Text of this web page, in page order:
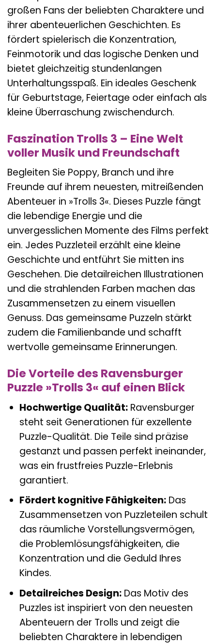
großen Fans der beliebten Charaktere und
ihrer abenteuerlichen Geschichten. Es
fördert spielerisch die Konzentration,
Feinmotorik und das logische Denken und
bietet gleichzeitig stundenlangen
Unterhaltungsspaß. Ein ideales Geschenk
für Geburtstage, Feiertage oder einfach als
kleine Überraschung zwischendurch.
Faszination Trolls 3 – Eine Welt
voller Musik und Freundschaft
Begleiten Sie Poppy, Branch und ihre
Freunde auf ihrem neuesten, mitreißenden
Abenteuer in »Trolls 3«. Dieses Puzzle fängt
die lebendige Energie und die
unvergesslichen Momente des Films perfekt
ein. Jedes Puzzleteil erzählt eine kleine
Geschichte und entführt Sie mitten ins
Geschehen. Die detailreichen Illustrationen
und die strahlenden Farben machen das
Zusammensetzen zu einem visuellen
Genuss. Das gemeinsame Puzzeln stärkt
zudem die Familienbande und schafft
wertvolle gemeinsame Erinnerungen.
Die Vorteile des Ravensburger
Puzzle »Trolls 3« auf einen Blick
Hochwertige Qualität:Ravensburger
steht seit Generationen für exzellente
Puzzle-Qualität. Die Teile sind präzise
gestanzt und passen perfekt ineinander,
was ein frustfreies Puzzle-Erlebnis
garantiert.
Fördert kognitive Fähigkeiten:Das
Zusammensetzen von Puzzleteilen schult
das räumliche Vorstellungsvermögen,
die Problemlösungsfähigkeiten, die
Konzentration und die Geduld Ihres
Kindes.
Detailreiches Design:Das Motiv des
Puzzles ist inspiriert von den neuesten
Abenteuern der Trolls und zeigt die
beliebten Charaktere in lebendigen